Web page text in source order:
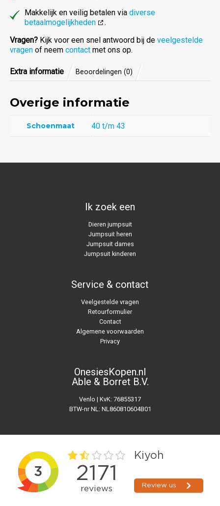
Makkelijk en veilig betalen via diverse
betaalmogelijkheden
.
Vragen? Kijk voor een snel antwoord bij de veelgestelde
vragen of neem contact met ons op.
Extra informatie Beoordelingen (0)
Overige informatie
Schoenmaat 40 t/m 43
Ik zoek een
Dieren jumpsuit
Jumpsuit heren
Jumpsuit dames
Jumpsuit kinderen
Service & contact
Veelgestelde vragen
Retourformulier
Contact
Algemene voorwaarden
Privacy
OnesiesKopen.nl
Able & Borret B.V.
Venlo | KvK: 76855317
BTW-nr NL: NL860810604B01